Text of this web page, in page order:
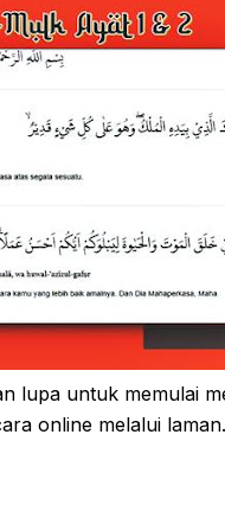
lupa untuk memulai
online melalui